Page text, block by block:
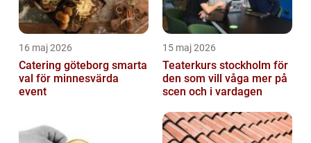
16 maj 2026
Catering göteborg smarta
val för minnesvärda
event
15 maj 2026
Teaterkurs stockholm för
den som vill våga mer på
scen och i vardagen